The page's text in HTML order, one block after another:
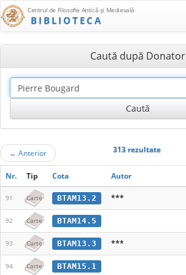
Centrul de Filosofie Antică şi Medievală
BIBLIOTECA
Caută după Donator
← Anterior 313 rezultate
Nr. Tip Cota Autor
91 Carte BTAM13.2 ***
92 Carte BTAM14.5
93 Carte BTAM13.3 ***
94 Carte BTAM15.1